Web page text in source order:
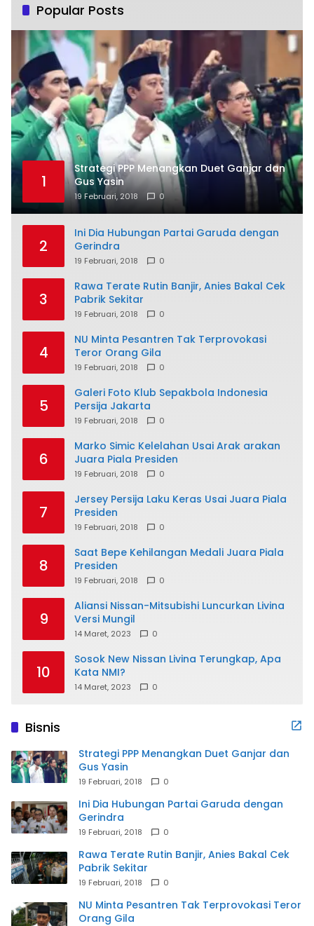
Popular Posts
1
Strategi PPP Menangkan Duet Ganjar dan
Gus Yasin
19 Februari, 2018 0
2
Ini Dia Hubungan Partai Garuda dengan
Gerindra
19 Februari, 2018 0
3
Rawa Terate Rutin Banjir, Anies Bakal Cek
Pabrik Sekitar
19 Februari, 2018 0
4
NU Minta Pesantren Tak Terprovokasi
Teror Orang Gila
19 Februari, 2018 0
5
Galeri Foto Klub Sepakbola Indonesia
Persija Jakarta
19 Februari, 2018 0
6
Marko Simic Kelelahan Usai Arak arakan
Juara Piala Presiden
19 Februari, 2018 0
7
Jersey Persija Laku Keras Usai Juara Piala
Presiden
19 Februari, 2018 0
8
Saat Bepe Kehilangan Medali Juara Piala
Presiden
19 Februari, 2018 0
9
Aliansi Nissan-Mitsubishi Luncurkan Livina
Versi Mungil
14 Maret, 2023 0
10
Sosok New Nissan Livina Terungkap, Apa
Kata NMI?
14 Maret, 2023 0
Bisnis
Strategi PPP Menangkan Duet Ganjar dan
Gus Yasin
19 Februari, 2018 0
Ini Dia Hubungan Partai Garuda dengan
Gerindra
19 Februari, 2018 0
Rawa Terate Rutin Banjir, Anies Bakal Cek
Pabrik Sekitar
19 Februari, 2018 0
NU Minta Pesantren Tak Terprovokasi Teror
Orang Gila